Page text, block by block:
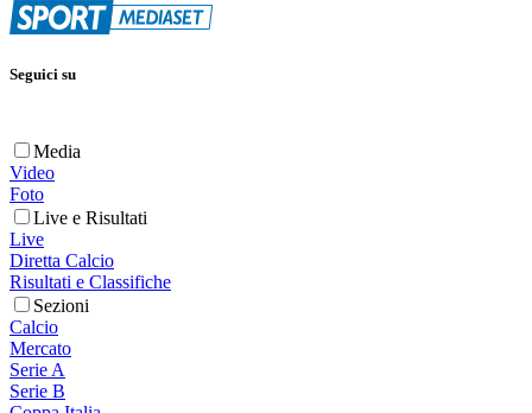
Seguici su
Media
Video
Foto
Live e Risultati
Live
Diretta Calcio
Risultati e Classifiche
Sezioni
Calcio
Mercato
Serie A
Serie B